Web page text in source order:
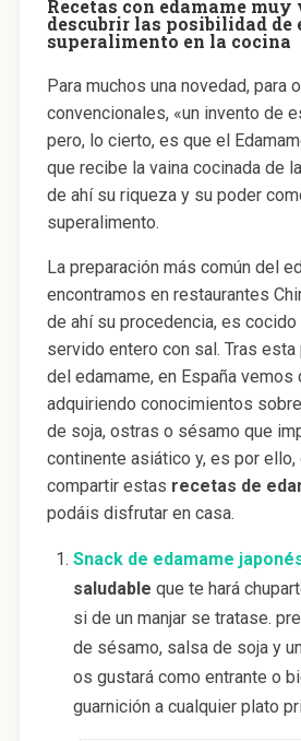
Recetas con edamame
descubrir las posibilidad de
superalimento en la cocina
Para muchos una novedad, para
convencionales, «un invento de
pero, lo cierto, es que el
que recibe la vaina cocinada de
de ahí su riqueza y su poder
superalimento.
La preparación más común del
encontramos en restaurantes
de ahí su procedencia, es cocido
servido entero con sal. Tras
del edamame, en España vemos
adquiriendo conocimientos
de soja, ostras o sésamo que
continente asiático y, es por
compartir estas recetas de
podáis disfrutar en casa.
Snack de edamame
saludable que te hará
si de un manjar se tratase.
de sésamo, salsa de soja y
os gustará como entrante o
guarnición a cualquier plato